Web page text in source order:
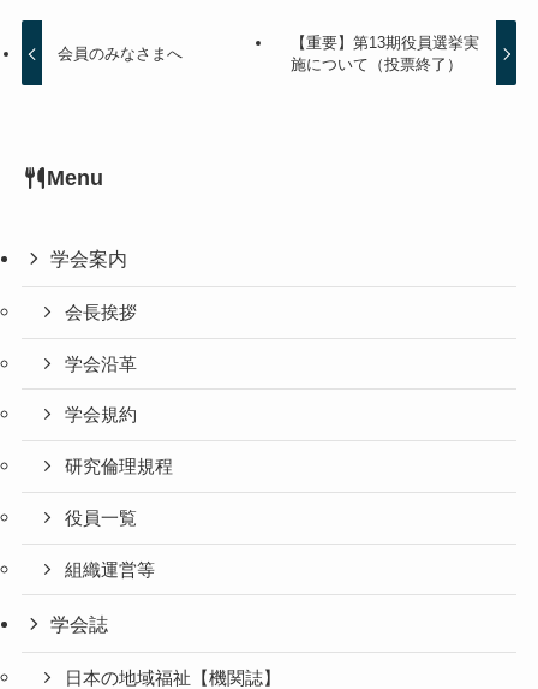
会員のみなさまへ
【重要】第13期役員選挙実
施について（投票終了）
Menu
学会案内
会長挨拶
学会沿革
学会規約
研究倫理規程
役員一覧
組織運営等
学会誌
日本の地域福祉【機関誌】